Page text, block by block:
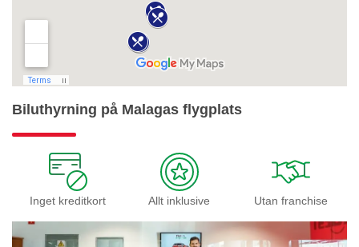
Biluthyrning på Malagas flygplats
Inget kreditkort Allt inklusive Utan franchise